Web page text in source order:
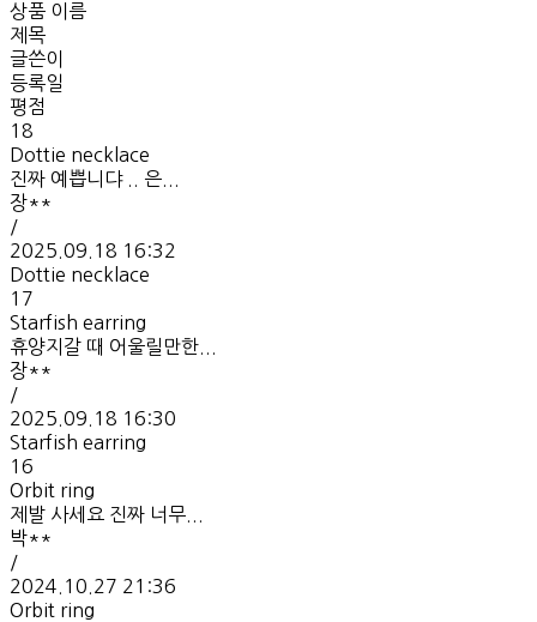
상품 이름
제목
글쓴이
등록일
평점
18
Dottie necklace
진짜 예쁩니댜 .. 은...
장**
/
2025.09.18 16:32
Dottie necklace
17
Starfish earring
휴양지갈 때 어울릴만한...
장**
/
2025.09.18 16:30
Starfish earring
16
Orbit ring
제발 사세요 진짜 너무...
박**
/
2024.10.27 21:36
Orbit ring